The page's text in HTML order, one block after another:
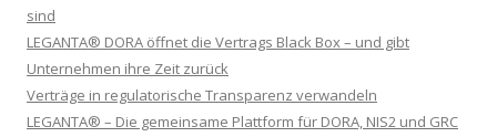
sind
LEGANTA® DORA öffnet die Vertrags Black Box – und gibt
Unternehmen ihre Zeit zurück
Verträge in regulatorische Transparenz verwandeln
LEGANTA® – Die gemeinsame Plattform für DORA, NIS2 und GRC